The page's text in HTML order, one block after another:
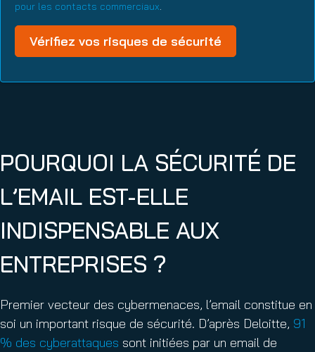
pour les contacts commerciaux.
Vérifiez vos risques de sécurité
POURQUOI LA SÉCURITÉ DE
L’EMAIL EST-ELLE
INDISPENSABLE AUX
ENTREPRISES ?
Premier vecteur des cybermenaces, l’email constitue en
soi un important risque de sécurité. D’après Deloitte, 91
% des cyberattaques sont initiées par un email de